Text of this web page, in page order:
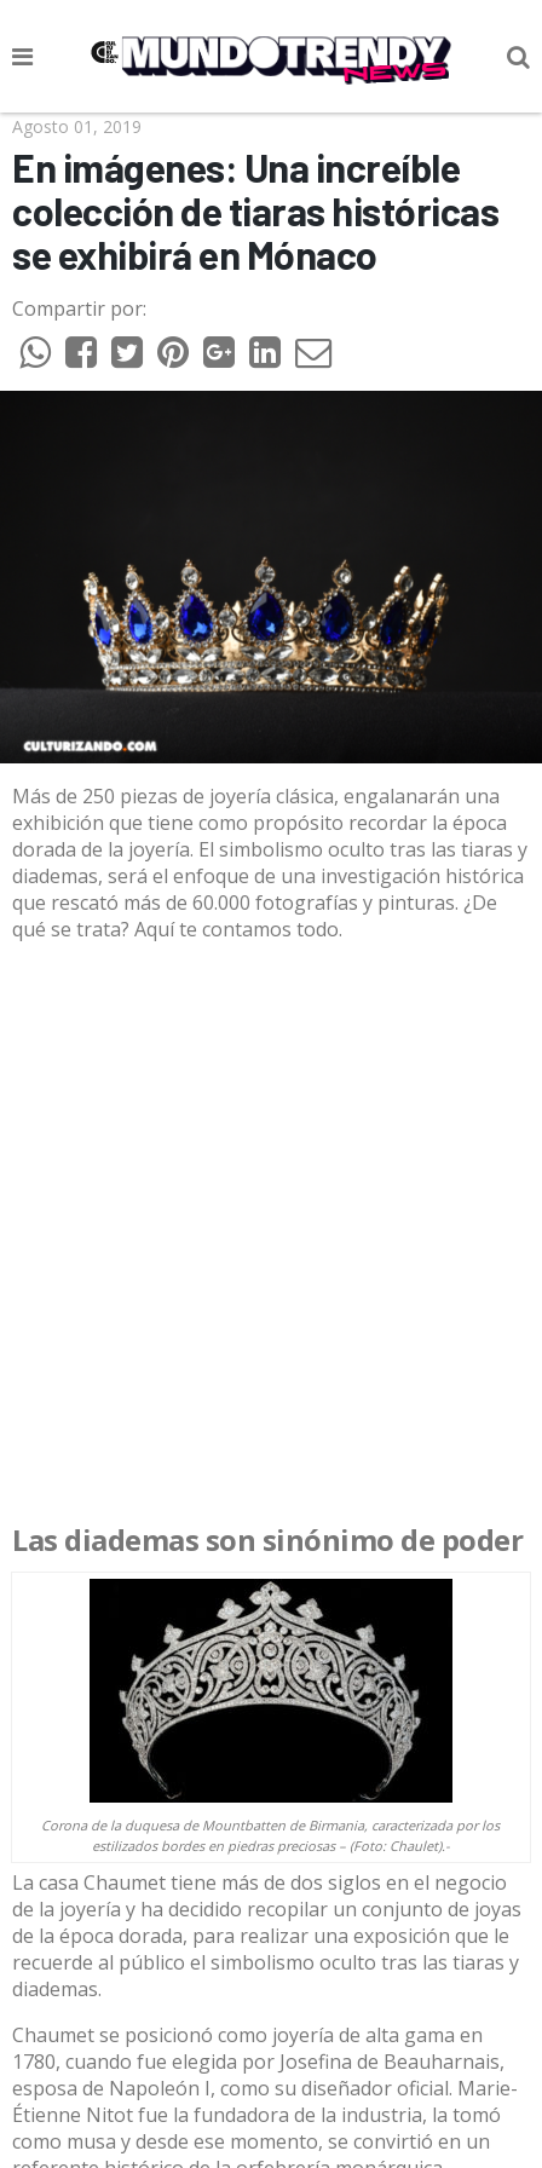
NOTICIAS
CULTURA POP
CIENCIA Y TECNOLOGÍA
VIDA
SOCIEDAD
CULTURIZANDO.COM
Agosto 01, 2019
En imágenes: Una increíble
colección de tiaras históricas
se exhibirá en Mónaco
Compartir por:
Más de 250 piezas de joyería clásica, engalanarán una
exhibición que tiene como propósito recordar la época
dorada de la joyería. El simbolismo oculto tras las tiaras y
diademas, será el enfoque de una investigación histórica
que rescató más de 60.000 fotografías y pinturas. ¿De
qué se trata? Aquí te contamos todo.
Las diademas son sinónimo de poder
Corona de la duquesa de Mountbatten de Birmania, caracterizada por los
estilizados bordes en piedras preciosas – (Foto: Chaulet).-
La casa Chaumet tiene más de dos siglos en el negocio
de la joyería y ha decidido recopilar un conjunto de joyas
de la época dorada, para realizar una exposición que le
recuerde al público el simbolismo oculto tras las tiaras y
diademas.
Chaumet se posicionó como joyería de alta gama en
1780, cuando fue elegida por Josefina de Beauharnais,
esposa de Napoleón I, como su diseñador oficial. Marie-
Étienne Nitot fue la fundadora de la industria, la tomó
como musa y desde ese momento, se convirtió en un